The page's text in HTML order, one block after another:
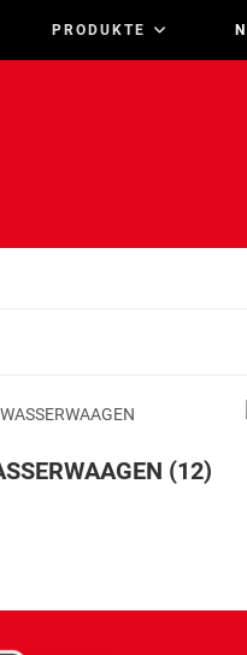
PRODUKTE
(12)